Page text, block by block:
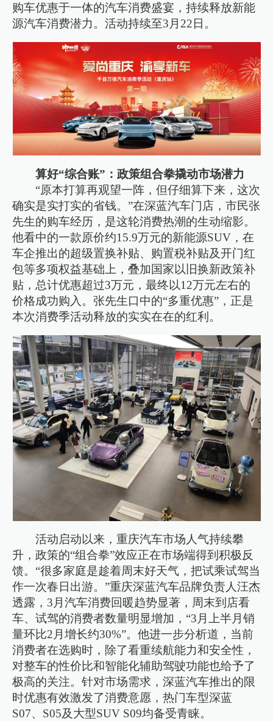
购车优惠于一体的汽车消费盛宴，持续释放新能
源汽车消费潜力。活动持续至3月22日。
算好“综合账”：政策组合拳撬动市场潜力
“原本打算再观望一阵，但仔细算下来，这次
确实是实打实的省钱。”在深蓝汽车门店，市民张
先生的购车经历，是这轮消费热潮的生动缩影。
他看中的一款原价约15.9万元的新能源SUV，在
车企推出的超级置换补贴、购置税补贴及开门红
包等多项权益基础上，叠加国家以旧换新政策补
贴，总计优惠超过3万元，最终以12万元左右的
价格成功购入。张先生口中的“多重优惠”，正是
本次消费季活动释放的实实在在的红利。
活动启动以来，重庆汽车市场人气持续攀
升，政策的“组合拳”效应正在市场端得到积极反
馈。“很多家庭是趁着周末好天气，把试乘试驾当
作一次春日出游。”重庆深蓝汽车品牌负责人汪杰
透露，3月汽车消费回暖趋势显著，周末到店看
车、试驾的消费者数量明显增加，“3月上半月销
量环比2月增长约30%”。他进一步分析道，当前
消费者在选购时，除了看重续航能力和安全性，
对整车的性价比和智能化辅助驾驶功能也给予了
极高的关注。针对市场需求，深蓝汽车推出的限
时优惠有效激发了消费意愿，热门车型深蓝
S07、S05及大型SUV S09均备受青睐。